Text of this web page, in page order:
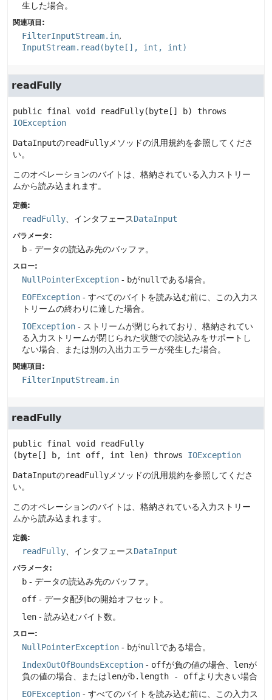
生した場合。
関連項目:
FilterInputStream.in
InputStream.read(byte[], int, int)
readFully
public final void readFully(byte[] b)
throws
IOException
DataInputのreadFully メソッドの汎用規約を参照してくださ
い。
このオペレーションのバイトは、格納されている入力ストリー
ムから読み込まれます。
定義:
readFully 、インタフェースDataInput
パラメータ:
b - データの読込み先のバッファ。
スロー:
NullPointerException - bがnull である場合。
EOFException - すべてのバイトを読み込む前に、この入力ス
トリームの終わりに達した場合。
IOException - ストリームが閉じられており、格納されてい
る入力ストリームが閉じられた状態での読込みをサポートし
ない場合、または別の入出力エラーが発生した場合。
関連項目:
FilterInputStream.in
readFully
public final void
readFully
(byte[] b, int off, int len)
throws IOException
DataInputのreadFully メソッドの汎用規約を参照してくださ
い。
このオペレーションのバイトは、格納されている入力ストリー
ムから読み込まれます。
定義:
readFully 、インタフェースDataInput
パラメータ:
b - データの読込み先のバッファ。
off - データ配列 bの開始オフセット。
len - 読み込むバイト数。
スロー:
NullPointerException - bがnull である場合。
IndexOutOfBoundsException - offが負の値の場合、 lenが
負の値の場合、またはlenがb.length - offより大きい場合
EOFException - すべてのバイトを読み込む前に、この入力ス